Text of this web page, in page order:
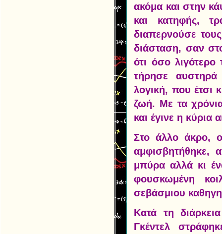
ακόμα και στην
και κατηφής,
διαπερνούσε
διάσταση, σαν
ότι όσο
τήρησε
λογική, που έτσι
ζωή. Με τα
και έγινε η κύρια
Στο άλλο άκρο, ο
αμφισβητήθηκε,
μπύρα αλλά κι
φουσκωμένη
σεβάσμιου
Κατά τη
Γκέντελ